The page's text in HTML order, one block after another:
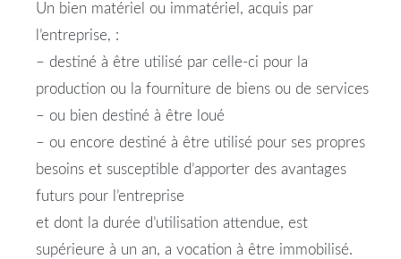
Un bien matériel ou immatériel, acquis par
l’entreprise, :
– destiné à être utilisé par celle-ci pour la
production ou la fourniture de biens ou de services
– ou bien destiné à être loué
– ou encore destiné à être utilisé pour ses propres
besoins et susceptible d’apporter des avantages
futurs pour l’entreprise
et dont la durée d’utilisation attendue, est
supérieure à un an, a vocation à être immobilisé.